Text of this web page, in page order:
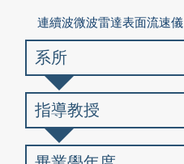
連續波微波雷達表面流速儀
系所
指導教授